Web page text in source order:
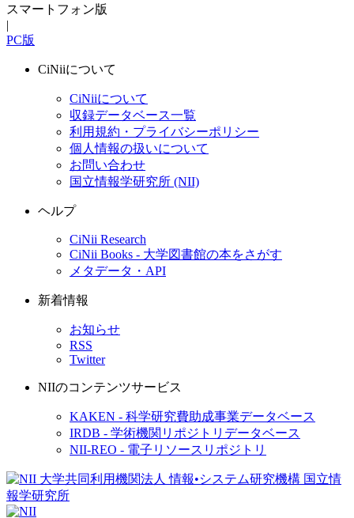
スマートフォン版
|
PC版
CiNiiについて
CiNiiについて
収録データベース一覧
利用規約・プライバシーポリシー
個人情報の扱いについて
お問い合わせ
国立情報学研究所 (NII)
ヘルプ
CiNii Research
CiNii Books - 大学図書館の本をさがす
メタデータ・API
新着情報
お知らせ
RSS
Twitter
NIIのコンテンツサービス
KAKEN - 科学研究費助成事業データベース
IRDB - 学術機関リポジトリデータベース
NII-REO - 電子リソースリポジトリ